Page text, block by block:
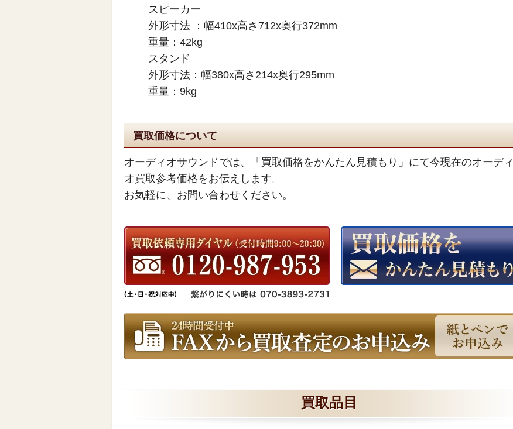
スピーカー
外形寸法 ：幅410x高さ712x奥行372mm
重量：42kg
スタンド
外形寸法：幅380x高さ214x奥行295mm
重量：9kg
買取価格について
オーディオサウンドでは、「買取価格をかんたん見積もり」にて今現在のオーディ
オ買取参考価格をお伝えします。
お気軽に、お問い合わせください。
買取品目